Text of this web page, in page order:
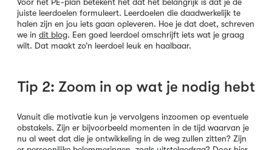
Voor het PE-plan betekent het dat het belangrijk is dat je de
juiste leerdoelen formuleert. Leerdoelen die daadwerkelijk te
halen zijn en jou iets gaan opleveren. Hoe je dat doet, schreven
we in dit blog. Een goed leerdoel omschrijft iets wat je graag
wilt. Dat maakt zo’n leerdoel leuk en haalbaar.
Tip 2: Zoom in op wat je nodig hebt
Vanuit die motivatie kun je vervolgens inzoomen op eventuele
obstakels. Zijn er bijvoorbeeld momenten in de tijd waarvan je
nu al weet dat die je ontwikkeling in de weg zullen zitten? Zijn